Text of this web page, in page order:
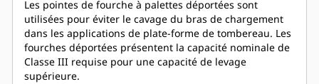
Les pointes de fourche à palettes déportées sont
utilisées pour éviter le cavage du bras de chargement
dans les applications de plate-forme de tombereau. Les
fourches déportées présentent la capacité nominale de
Classe III requise pour une capacité de levage
supérieure.